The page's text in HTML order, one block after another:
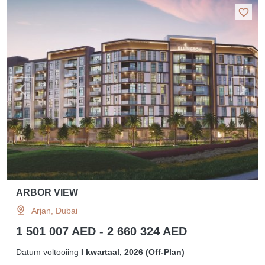
ARBOR VIEW
Arjan, Dubai
1 501 007 AED - 2 660 324 AED
Datum voltooiing I kwartaal, 2026 (Off-Plan)